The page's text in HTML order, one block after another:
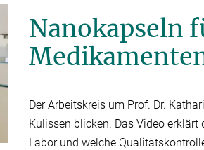
Nanokapseln
Der Arbeitskreis um Prof. Dr.
Kulissen blicken. Das Video
Labor und welche